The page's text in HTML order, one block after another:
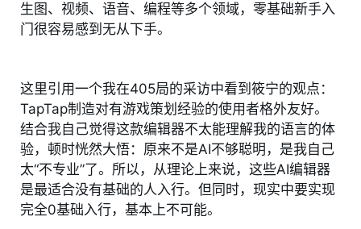
生图、视频、语音、编程等多个领域，零基础新手入
门很容易感到无从下手。
这里引用一个我在405局的采访中看到筱宁的观点：
TapTap制造对有游戏策划经验的使用者格外友好。
结合我自己觉得这款编辑器不太能理解我的语言的体
验，顿时恍然大悟：原来不是AI不够聪明，是我自己
太“不专业”了。所以，从理论上来说，这些AI编辑器
是最适合没有基础的人入行。但同时，现实中要实现
完全0基础入行，基本上不可能。